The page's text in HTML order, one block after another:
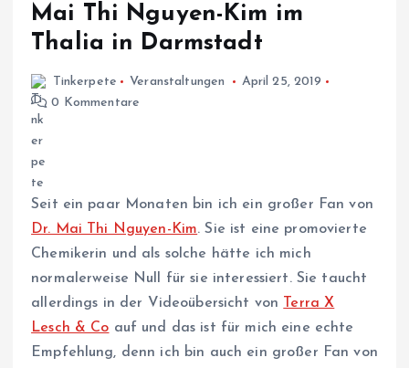
Mai Thi Nguyen-Kim im
Thalia in Darmstadt
Tinkerpete Veranstaltungen
April 25, 2019
0 Kommentare
Seit ein paar Monaten bin ich ein großer Fan von
Dr. Mai Thi Nguyen-Kim. Sie ist eine promovierte
Chemikerin und als solche hätte ich mich
normalerweise Null für sie interessiert. Sie taucht
allerdings in der Videoübersicht von
Terra X
Lesch & Co auf und das ist für mich eine echte
Empfehlung, denn ich bin auch ein großer Fan von